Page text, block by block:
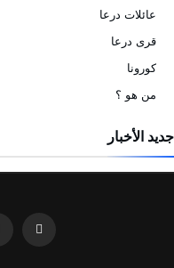
عائلات درعا
قرى درعا
كورونا
من هو ؟
جديد الأخبار